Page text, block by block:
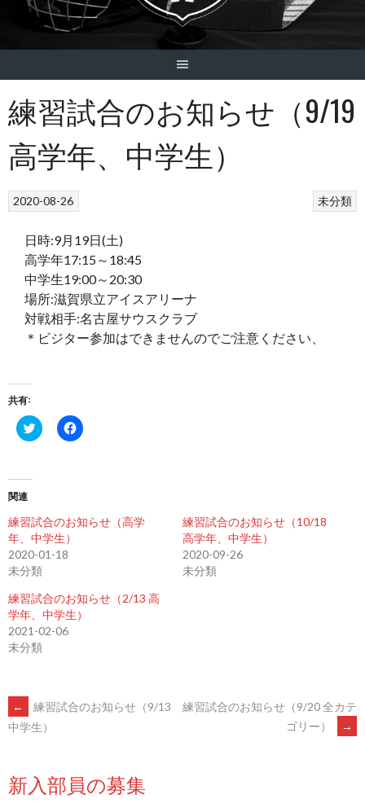
練習試合のお知らせ（9/19
高学年、中学生）
未分類
2020-08-26
日時:9月19日(土)
高学年17:15～18:45
中学生19:00～20:30
場所:滋賀県立アイスアリーナ
対戦相手:名古屋サウスクラブ
＊ビジター参加はできませんのでご注意ください、
共有:
ク
リ
有
(新
し
い
ウ
ィ
ド
ウ
で
開
き
ま
Facebook
で
リ
ッ
さ
い
(新
で
開
関連
練習試合のお知らせ（高学
年、中学生）
2020-01-18
未分類
練習試合のお知らせ（10/18
高学年、中学生）
2020-09-26
未分類
練習試合のお知らせ（2/13 高
学年、中学生）
2021-02-06
未分類
POST
←
練習試合のお知らせ（9/13
中学生）
練習試合のお知らせ（9/20 全カテ
ゴリー）
→
新入部員の募集